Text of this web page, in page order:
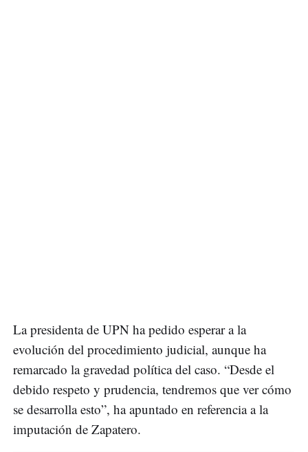
La presidenta de UPN ha pedido esperar a la
evolución del procedimiento judicial, aunque ha
remarcado la gravedad política del caso. “Desde el
debido respeto y prudencia, tendremos que ver cómo
se desarrolla esto”, ha apuntado en referencia a la
imputación de Zapatero.